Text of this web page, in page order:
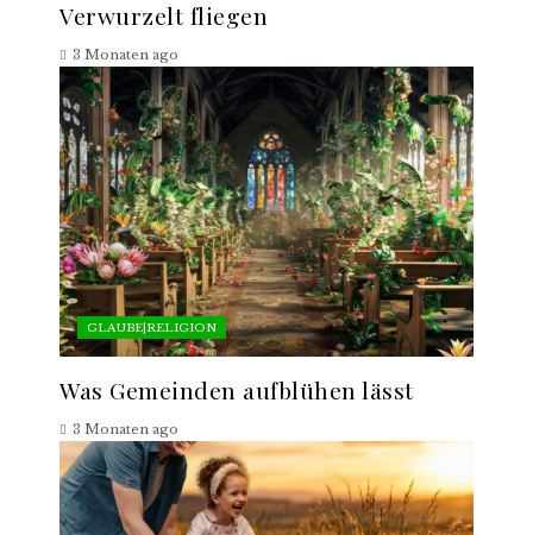
Verwurzelt fliegen
3 Monaten ago
GLAUBE|RELIGION
Was Gemeinden aufblühen lässt
3 Monaten ago